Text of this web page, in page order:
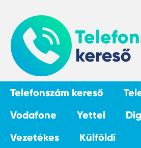
Telefonszám kereső
Vodafone
Yettel
Vezetékes
Külföldi